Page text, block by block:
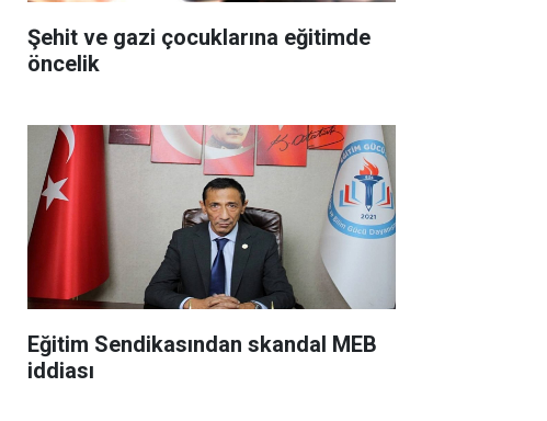
Şehit ve gazi çocuklarına eğitimde
öncelik
Eğitim Sendikasından skandal MEB
iddiası